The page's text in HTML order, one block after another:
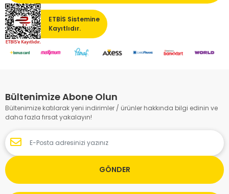
ETBİS Sistemine
Kayıtlıdır.
Bültenimize Abone Olun
Bültenimize katılarak yeni indirimler / ürünler hakkında bilgi edinin ve
daha fazla fırsat yakalayın!
GÖNDER